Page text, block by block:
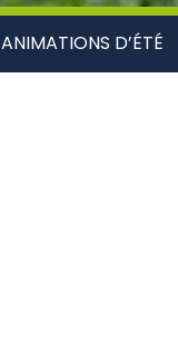
ANIMATIONS D’ÉTÉ